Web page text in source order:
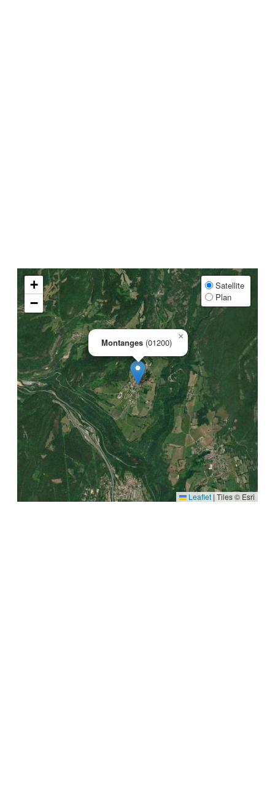
Montanges (01200)
×
+
−
Satellite
Plan
Leaflet | Tiles © Esri